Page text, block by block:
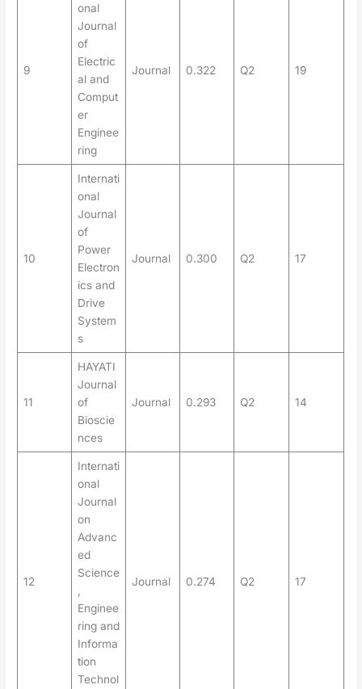
9
onal
Journal
of
Electric
al and
Comput
er
Enginee
ring
Journal 0.322 Q2 19
10
Internati
onal
Journal
of
Power
Electron
ics and
Drive
System
s
Journal 0.300 Q2 17
11
HAYATI
Journal
of
Bioscie
nces
Journal 0.293 Q2 14
12
Internati
onal
Journal
on
Advanc
ed
Science
Enginee
ring and
Informa
tion
Technol
Journal 0.274 Q2 17